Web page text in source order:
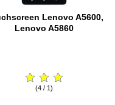
Lenovo A5600,
Lenovo A5860
(4 / 1)